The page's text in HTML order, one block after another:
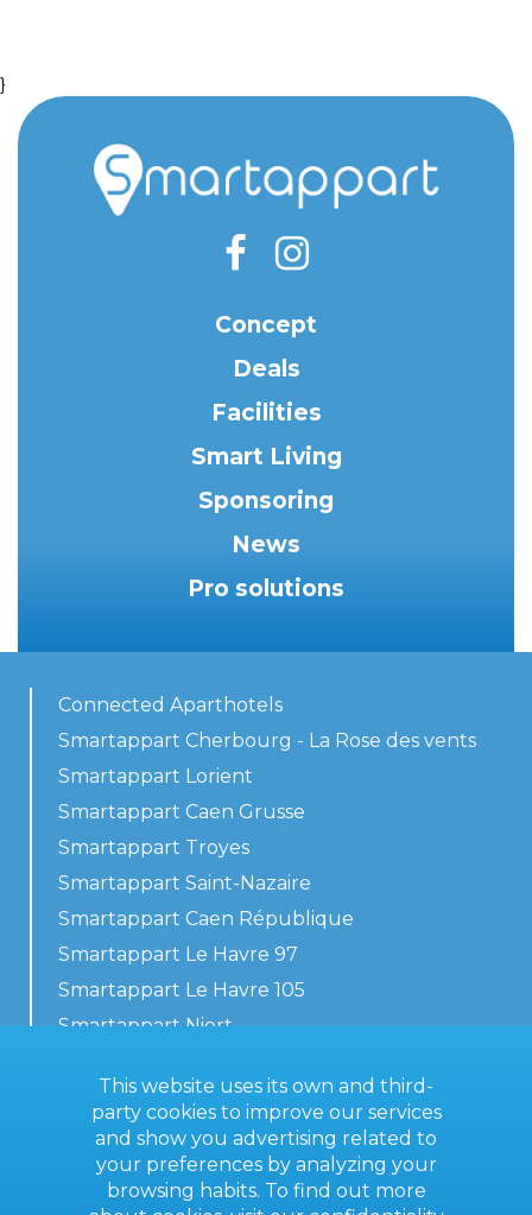
}
Concept
Deals
Facilities
Smart Living
Sponsoring
News
Pro solutions
Connected Aparthotels
Smartappart Cherbourg - La Rose des vents
Smartappart Lorient
Smartappart Caen Grusse
Smartappart Troyes
Smartappart Saint-Nazaire
Smartappart Caen République
Smartappart Le Havre 97
Smartappart Le Havre 105
Smartappart Niort
Contact us
This website uses its own and third-
party cookies to improve our services
and show you advertising related to
your preferences by analyzing your
browsing habits. To find out more